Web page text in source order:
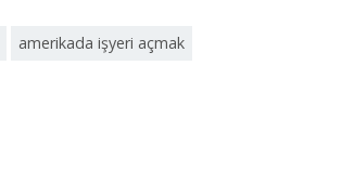
amerikada işyeri açmak